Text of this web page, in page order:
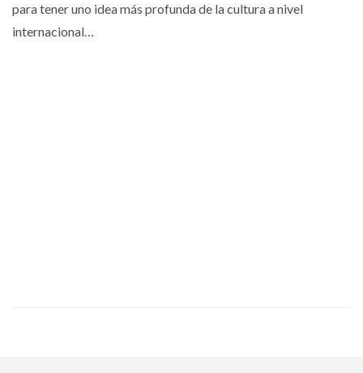
para tener uno idea más profunda de la cultura a nivel
internacional…